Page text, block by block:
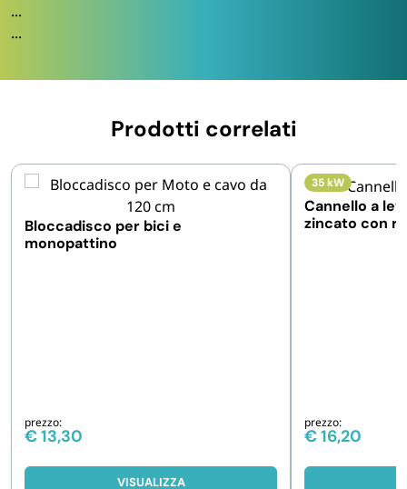
...
...
Prodotti correlati
Bloccadisco per bici e
monopattino
prezzo:
€13,30
VISUALIZZA
35 kW
Cannello a
zincato con
prezzo:
€16,20